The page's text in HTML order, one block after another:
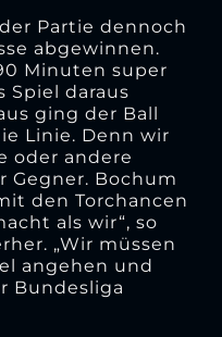
Partie dennoch
abgewinnen.
Minuten super
daraus
ging der Ball
Linie. Denn wir
oder andere
Gegner. Bochum
den Torchancen
als wir“, so
„Wir müssen
angehen und
Bundesliga